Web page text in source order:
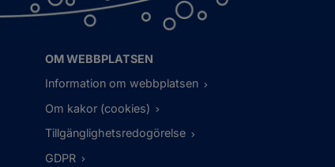
OM WEBBPLATSEN
Information om webbplatsen
Om kakor (cookies)
Tillgänglighetsredogörelse
GDPR